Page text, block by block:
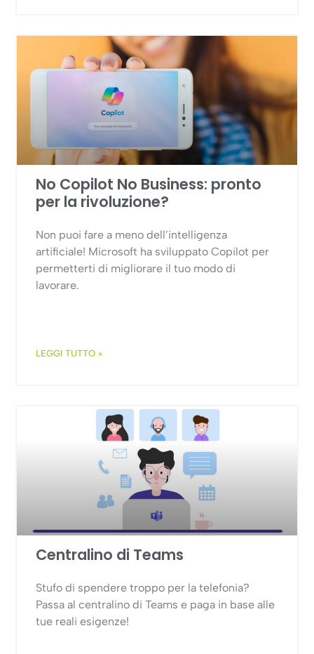
No Copilot No Business: pronto
per la rivoluzione?
Non puoi fare a meno dell’intelligenza
artificiale! Microsoft ha sviluppato Copilot per
permetterti di migliorare il tuo modo di
lavorare.
LEGGI TUTTO »
Centralino di Teams
Stufo di spendere troppo per la telefonia?
Passa al centralino di Teams e paga in base alle
tue reali esigenze!